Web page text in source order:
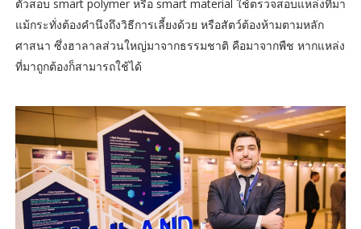
ตัวสอบ smart polymer หรือ smart material ใช้ตรวจสอบแหล่งที่มา
แม้กระทั่งต้องคำนึงถึงวิธีการเลี้ยงด้วย หรือสัตว์ต้องห้ามตามหลัก
ศาสนา ซึ่งฮาลาลส่วนใหญ่มาจากธรรมชาติ คือมาจากพืช หากแหล่ง
ที่มาถูกต้องก็สามารถใช้ได้